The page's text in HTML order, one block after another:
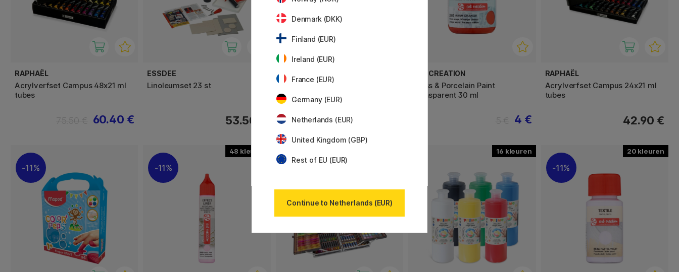
RAPHAËL
Acrylverfset Campus 48x21 ml
tubes
60.40 €
ESSDEE
Linoleumset 23 st
53.50 €
PEN STORE ARTS
Acrylverf 500 ml
ART CREATION
Glass & Porcelain Paint
Transparent 30 ml
4 €
RAPHAËL
Acrylverfset Campus 24x21 ml
tubes
42.90 €
11%
48
11%
16 20
11%
Denmark (DKK)
Finland (EUR)
Ireland (EUR)
France (EUR)
Germany (EUR)
Netherlands (EUR)
United Kingdom (GBP)
Rest of EU (EUR)
Continue to Netherlands (EUR)